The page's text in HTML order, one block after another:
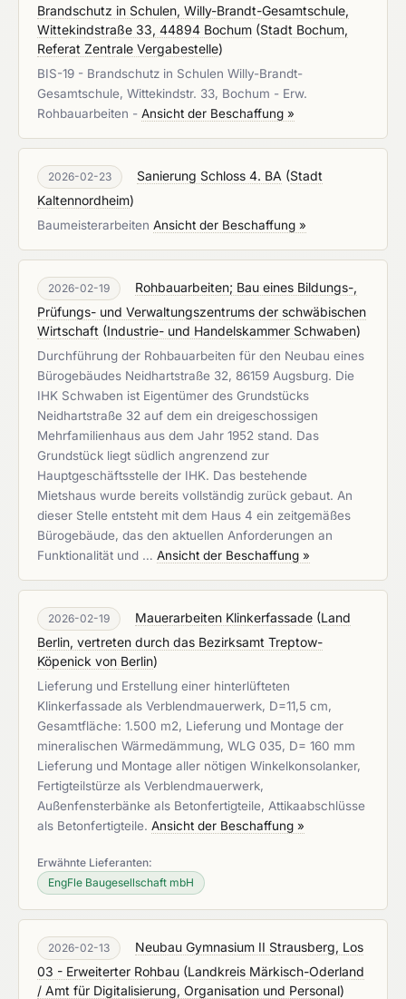
Brandschutz in Schulen, Willy-Brandt-Gesamtschule,
Wittekindstraße 33, 44894 Bochum (Stadt Bochum,
Referat Zentrale Vergabestelle)
BIS-19 - Brandschutz in Schulen Willy-Brandt-
Gesamtschule, Wittekindstr. 33, Bochum - Erw.
Rohbauarbeiten - Ansicht der Beschaffung »
2026-02-23 Sanierung Schloss 4. BA (Stadt
Kaltennordheim)
Baumeisterarbeiten Ansicht der Beschaffung »
2026-02-19
Rohbauarbeiten; Bau eines Bildungs-,
Prüfungs- und Verwaltungszentrums der schwäbischen
Wirtschaft (Industrie- und Handelskammer Schwaben)
Durchführung der Rohbauarbeiten für den Neubau eines
Bürogebäudes Neidhartstraße 32, 86159 Augsburg. Die
IHK Schwaben ist Eigentümer des Grundstücks
Neidhartstraße 32 auf dem ein dreigeschossigen
Mehrfamilienhaus aus dem Jahr 1952 stand. Das
Grundstück liegt südlich angrenzend zur
Hauptgeschäftsstelle der IHK. Das bestehende
Mietshaus wurde bereits vollständig zurück gebaut. An
dieser Stelle entsteht mit dem Haus 4 ein zeitgemäßes
Bürogebäude, das den aktuellen Anforderungen an
Funktionalität und … Ansicht der Beschaffung »
2026-02-19 Mauerarbeiten Klinkerfassade (Land
Berlin, vertreten durch das Bezirksamt Treptow-
Köpenick von Berlin)
Lieferung und Erstellung einer hinterlüfteten
Klinkerfassade als Verblendmauerwerk, D=11,5 cm,
Gesamtfläche: 1.500 m2, Lieferung und Montage der
mineralischen Wärmedämmung, WLG 035, D= 160 mm
Lieferung und Montage aller nötigen Winkelkonsolanker,
Fertigteilstürze als Verblendmauerwerk,
Außenfensterbänke als Betonfertigteile, Attikaabschlüsse
als Betonfertigteile. Ansicht der Beschaffung »
Erwähnte Lieferanten:
EngFle Baugesellschaft mbH
2026-02-13
Neubau Gymnasium II Strausberg, Los
03 - Erweiterter Rohbau (Landkreis Märkisch-Oderland
/ Amt für Digitalisierung, Organisation und Personal)